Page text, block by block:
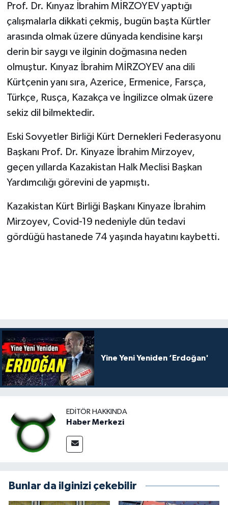
Prof. Dr. Kınyaz İbrahim MİRZOYEV yaptığı
çalışmalarla dikkati çekmiş, bugün başta Kürtler
arasında olmak üzere dünyada kendisine karşı
derin bir saygı ve ilginin doğmasına neden
olmuştur. Kınyaz İbrahim MİRZOYEV ana dili
Kürtçenin yanı sıra, Azerice, Ermenice, Farsça,
Türkçe, Rusça, Kazakça ve İngilizce olmak üzere
sekiz dil bilmektedir.
Eski Sovyetler Birliği Kürt Dernekleri Federasyonu
Başkanı Prof. Dr. Kinyaze İbrahim Mirzoyev,
geçen yıllarda Kazakistan Halk Meclisi Başkan
Yardımcılığı görevini de yapmıştı.
Kazakistan Kürt Birliği Başkanı Kinyaze İbrahim
Mirzoyev, Covid-19 nedeniyle dün tedavi
gördüğü hastanede 74 yaşında hayatını kaybetti.
Yine Yeni Yeniden ‘Erdoğan'
EDITÖR HAKKINDA
Haber Merkezi
Bunlar da ilginizi çekebilir